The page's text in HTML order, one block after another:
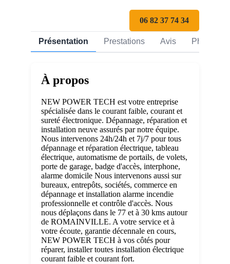
06 82 37 74 34
Présentation Prestations Avis Photos
À propos
NEW POWER TECH est votre entreprise
spécialisée dans le courant faible, courant et
sureté électronique. Dépannage, réparation et
installation neuve assurés par notre équipe.
Nous intervenons 24h/24h et 7j/7 pour tous
dépannage et réparation électrique, tableau
électrique, automatisme de portails, de volets,
porte de garage, badge d'accès, interphone,
alarme domicile Nous intervenons aussi sur
bureaux, entrepôts, sociétés, commerce en
dépannage et installation alarme incendie
professionnelle et contrôle d'accès. Nous
nous déplaçons dans le 77 et à 30 kms autour
de ROMAINVILLE. A votre service et à
votre écoute, garantie décennale en cours,
NEW POWER TECH à vos côtés pour
réparer, installer toutes installation électrique
courant faible et courant fort.